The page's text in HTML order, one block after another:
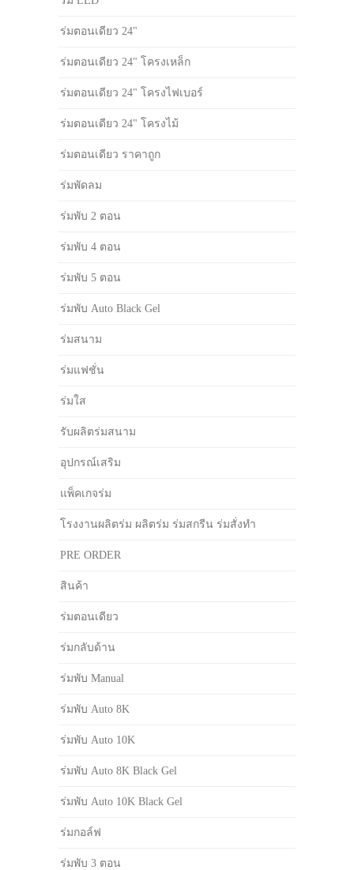
ร่มตอนเดียว 24"
ร่มตอนเดียว 24" โครงเหล็ก
ร่มตอนเดียว 24" โครงไฟเบอร์
ร่มตอนเดียว 24" โครงไม้
ร่มตอนเดียว ราคาถูก
ร่มพัดลม
ร่มพับ 2 ตอน
ร่มพับ 4 ตอน
ร่มพับ 5 ตอน
ร่มพับ Auto Black Gel
ร่มสนาม
ร่มแฟชั่น
ร่มใส
รับผลิตร่มสนาม
อุปกรณ์เสริม
แพ็คเกจร่ม
โรงงานผลิตร่ม ผลิตร่ม ร่มสกรีน ร่มสั่งทำ
PRE ORDER
สินค้า
ร่มตอนเดียว
ร่มกลับด้าน
ร่มพับ Manual
ร่มพับ Auto 8K
ร่มพับ Auto 10K
ร่มพับ Auto 8K Black Gel
ร่มพับ Auto 10K Black Gel
ร่มกอล์ฟ
ร่มพับ 3 ตอน